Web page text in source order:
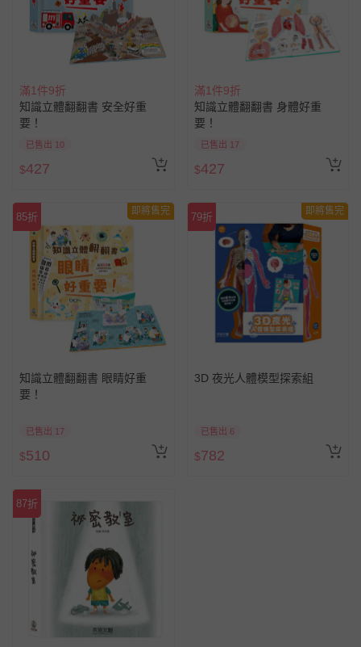
滿1件9折
知識立體翻翻書 安全好重
要！
已售出 10
$427
滿1件9折
知識立體翻翻書 身體好重
要！
已售出 17
$427
85折 即將售完
知識立體翻翻書 眼睛好重
要！
已售出 17
$510
79折 即將售完
3D 夜光人體模型探索組
已售出 6
$782
87折